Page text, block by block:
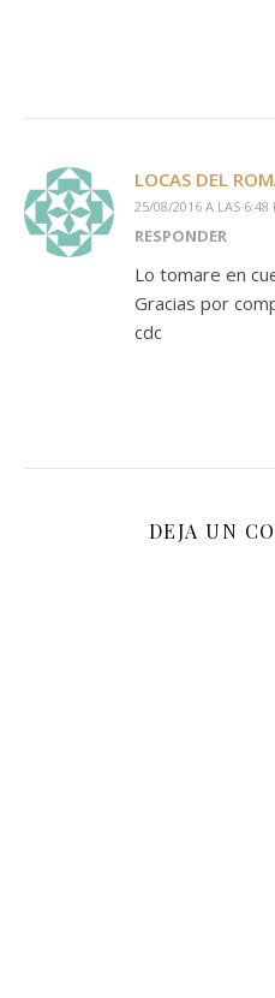
LOCAS DEL
25/08/2016 A LAS 6:48
RESPONDER
Lo tomare en
Gracias por
cdc
DEJA UN